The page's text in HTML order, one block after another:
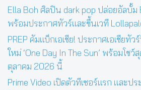
Ella Boh ศิลปิน dark pop ปล่อยอัลบั้ม
พร้อมประกาศทัวร์และขึ้นเวที
PREP คัมแบ็กเอเชีย! ประกาศเอเชียทั
ใหม่ ‘One Day In The Sun’ พร้อมโชว์
ตุลาคม 2026 นี้
Prime Video เปิดตัวทีเซอร์แรก และป